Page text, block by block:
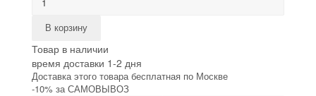
В корзину
Товар в наличии
время доставки 1-2 дня
Доставка этого товара бесплатная по Москве
-10% за САМОВЫВОЗ